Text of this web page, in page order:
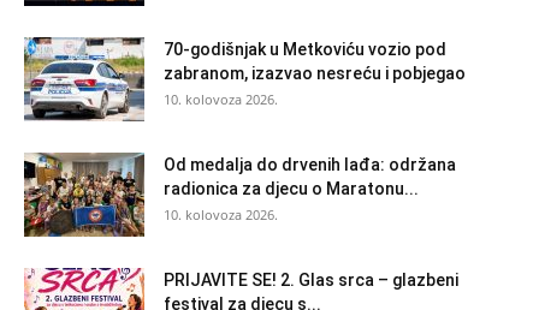
70-godišnjak u Metkoviću vozio pod
zabranom, izazvao nesreću i pobjegao
10. kolovoza 2026.
Od medalja do drvenih lađa: održana
radionica za djecu o Maratonu...
10. kolovoza 2026.
PRIJAVITE SE! 2. Glas srca – glazbeni
festival za djecu s...